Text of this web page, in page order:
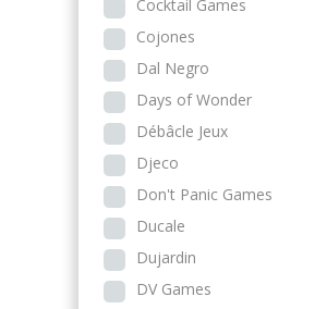
Cocktail Games
Cojones
Dal Negro
Days of Wonder
Débâcle Jeux
Djeco
Don't Panic Games
Ducale
Dujardin
DV Games